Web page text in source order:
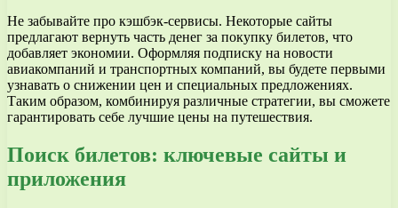
Не забывайте про кэшбэк-сервисы. Некоторые сайты
предлагают вернуть часть денег за покупку билетов, что
добавляет экономии. Оформляя подписку на новости
авиакомпаний и транспортных компаний, вы будете первыми
узнавать о снижении цен и специальных предложениях.
Таким образом, комбинируя различные стратегии, вы сможете
гарантировать себе лучшие цены на путешествия.
Поиск билетов: ключевые сайты и
приложения